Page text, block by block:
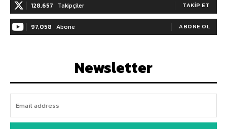
128,657 Takipçiler TAKIP ET
97,058 Abone ABONE OL
Newsletter